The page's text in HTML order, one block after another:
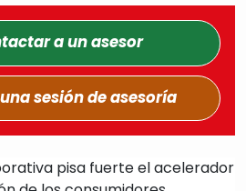
a unasesor
sesiónde asesoría